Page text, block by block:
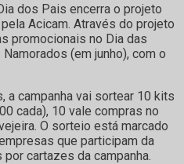
dos Pais encerra o projeto
Acicam. Através do projeto
promocionais no Dia das
(em junho), com o
a campanha vai sortear 10 kits
cada), 10 vale compras no
O sorteio está marcado
que participam da
cartazes da campanha.